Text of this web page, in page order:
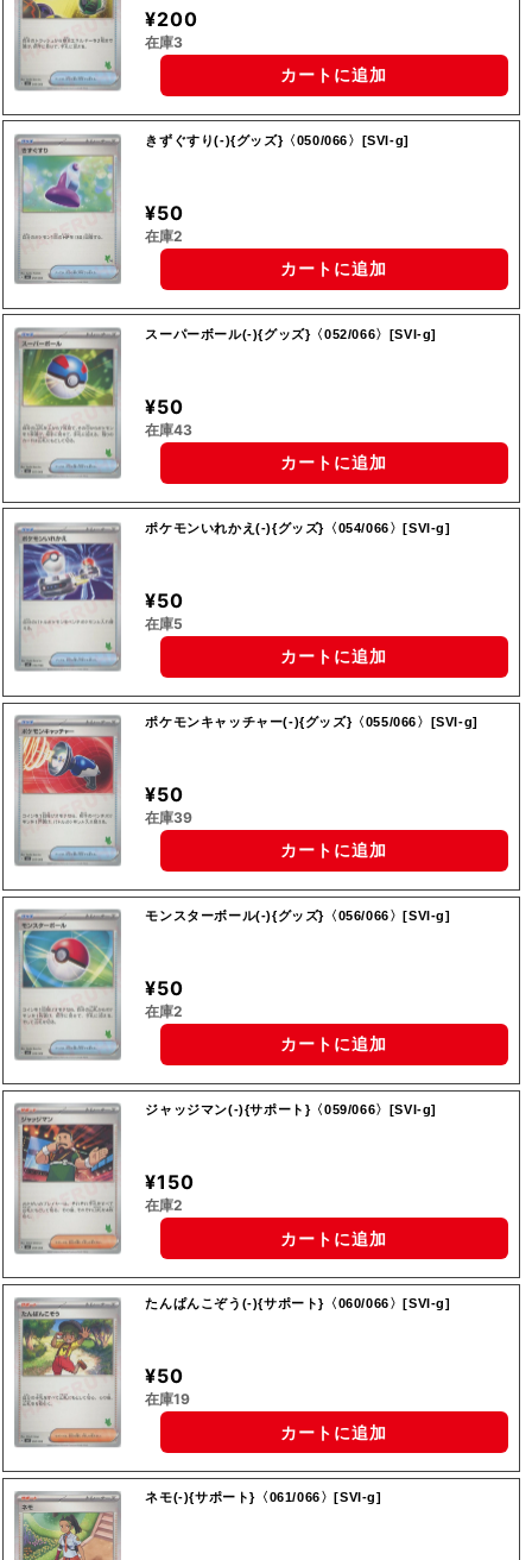
¥200
在庫3
カートに追加
きずぐすり(-){グッズ}〈050/066〉[SVI-g]
¥50
在庫2
カートに追加
スーパーボール(-){グッズ}〈052/066〉[SVI-g]
¥50
在庫43
カートに追加
ポケモンいれかえ(-){グッズ}〈054/066〉[SVI-g]
¥50
在庫5
カートに追加
ポケモンキャッチャー(-){グッズ}〈055/066〉[SVI-g]
¥50
在庫39
カートに追加
モンスターボール(-){グッズ}〈056/066〉[SVI-g]
¥50
在庫2
カートに追加
ジャッジマン(-){サポート}〈059/066〉[SVI-g]
¥150
在庫2
カートに追加
たんぱんこぞう(-){サポート}〈060/066〉[SVI-g]
¥50
在庫19
カートに追加
ネモ(-){サポート}〈061/066〉[SVI-g]